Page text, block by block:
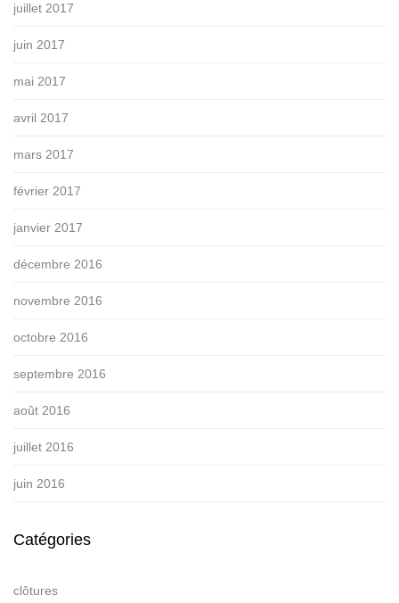
juillet 2017
juin 2017
mai 2017
avril 2017
mars 2017
février 2017
janvier 2017
décembre 2016
novembre 2016
octobre 2016
septembre 2016
août 2016
juillet 2016
juin 2016
Catégories
clôtures